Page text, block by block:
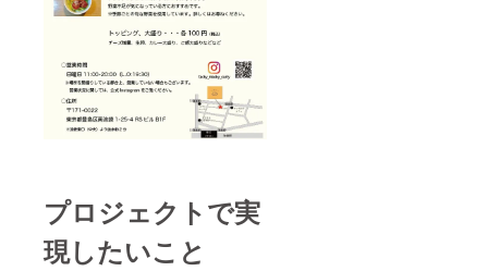
プロジェクトで実
現したいこと